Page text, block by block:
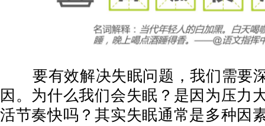
要有效解决失眠问题，我们需要
因。为什么我们会失眠？是因为压力
活节奏快吗？其实失眠通常是多种因